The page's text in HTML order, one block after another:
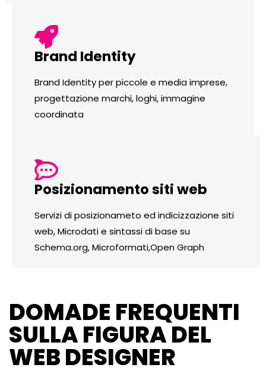
Brand Identity
Brand Identity per piccole e media imprese,
progettazione marchi, loghi, immagine
coordinata
Posizionamento siti web
Servizi di posizionameto ed indicizzazione siti
web, Microdati e sintassi di base su
Schema.org, Microformati,Open Graph
DOMADE FREQUENTI
SULLA FIGURA DEL
WEB DESIGNER